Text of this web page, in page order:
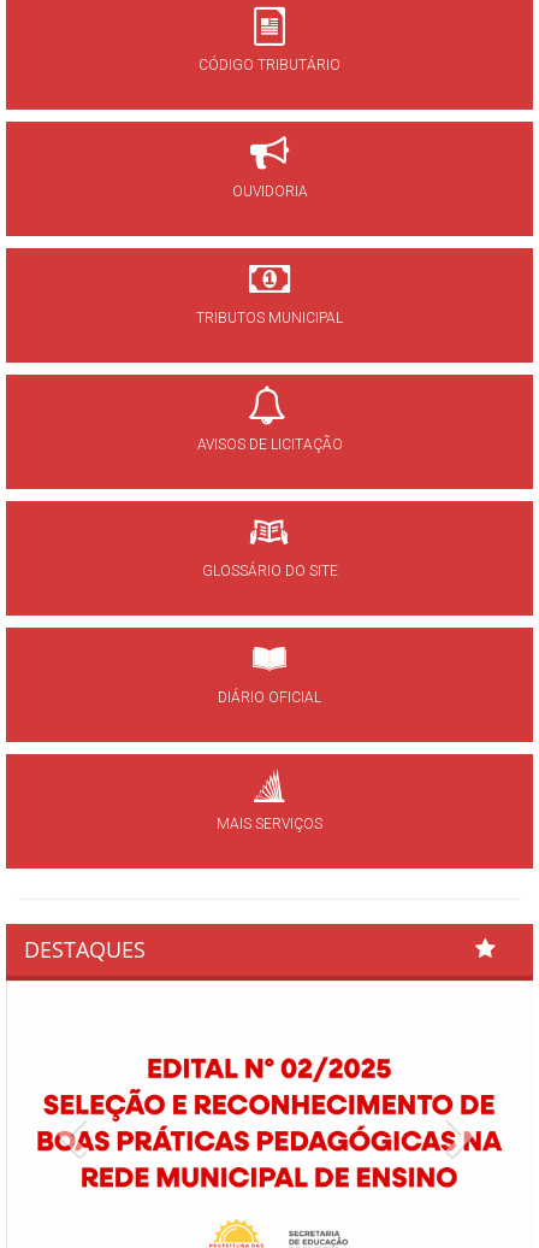
CÓDIGO TRIBUTÁRIO
OUVIDORIA
TRIBUTOS MUNICIPAL
AVISOS DE LICITAÇÃO
GLOSSÁRIO DO SITE
DIÁRIO OFICIAL
MAIS SERVIÇOS
DESTAQUES
Previous Next